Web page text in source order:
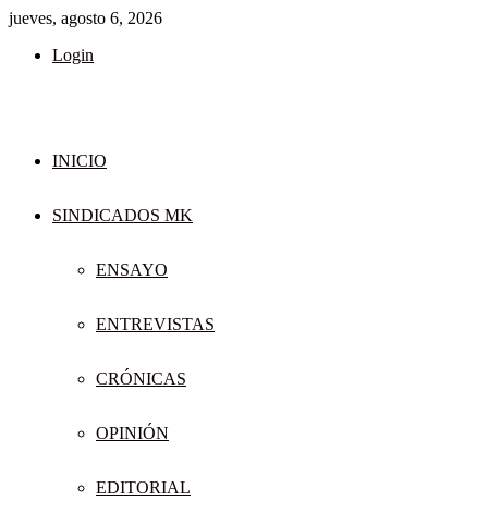
jueves, agosto 6, 2026
Login
INICIO
SINDICADOS MK
ENSAYO
ENTREVISTAS
CRÓNICAS
OPINIÓN
EDITORIAL